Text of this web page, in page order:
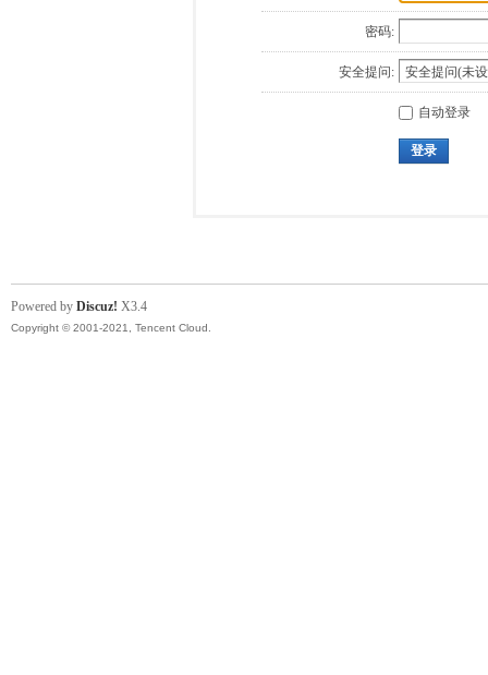
密码:
安全提问:
自动登录
登录
Powered by Discuz! X3.4
Copyright © 2001-2021, Tencent Cloud.